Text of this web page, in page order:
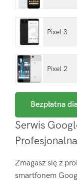
Pixel 3
Pixel 2
Bezpłatna
Serwis
Zmagasz się z
smartfonem